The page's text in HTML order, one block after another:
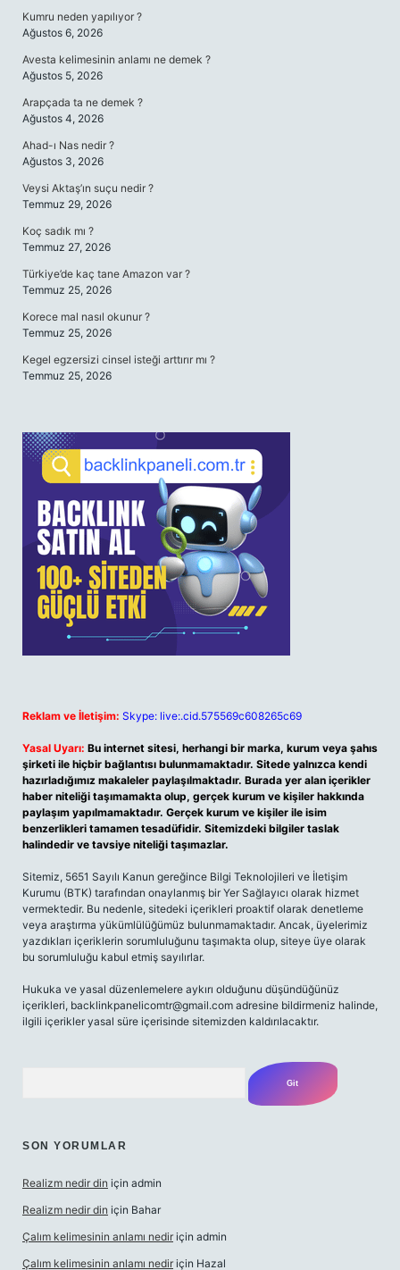
Kumru neden yapılıyor ?
Ağustos 6, 2026
Avesta kelimesinin anlamı ne demek ?
Ağustos 5, 2026
Arapçada ta ne demek ?
Ağustos 4, 2026
Ahad-ı Nas nedir ?
Ağustos 3, 2026
Veysi Aktaş’ın suçu nedir ?
Temmuz 29, 2026
Koç sadık mı ?
Temmuz 27, 2026
Türkiye’de kaç tane Amazon var ?
Temmuz 25, 2026
Korece mal nasıl okunur ?
Temmuz 25, 2026
Kegel egzersizi cinsel isteği arttırır mı ?
Temmuz 25, 2026
Reklam ve İletişim: Skype: live:.cid.575569c608265c69
Yasal Uyarı: Bu internet sitesi, herhangi bir marka, kurum veya şahıs
şirketi ile hiçbir bağlantısı bulunmamaktadır. Sitede yalnızca kendi
hazırladığımız makaleler paylaşılmaktadır. Burada yer alan içerikler
haber niteliği taşımamakta olup, gerçek kurum ve kişiler hakkında
paylaşım yapılmamaktadır. Gerçek kurum ve kişiler ile isim
benzerlikleri tamamen tesadüfidir. Sitemizdeki bilgiler taslak
halindedir ve tavsiye niteliği taşımazlar.
Sitemiz, 5651 Sayılı Kanun gereğince Bilgi Teknolojileri ve İletişim
Kurumu (BTK) tarafından onaylanmış bir Yer Sağlayıcı olarak hizmet
vermektedir. Bu nedenle, sitedeki içerikleri proaktif olarak denetleme
veya araştırma yükümlülüğümüz bulunmamaktadır. Ancak, üyelerimiz
yazdıkları içeriklerin sorumluluğunu taşımakta olup, siteye üye olarak
bu sorumluluğu kabul etmiş sayılırlar.
Hukuka ve yasal düzenlemelere aykırı olduğunu düşündüğünüz
içerikleri, backlinkpanelicomtr@gmail.com adresine bildirmeniz halinde,
ilgili içerikler yasal süre içerisinde sitemizden kaldırılacaktır.
SON YORUMLAR
Realizm nedir din için admin
Realizm nedir din için Bahar
Çalım kelimesinin anlamı nedir için admin
Çalım kelimesinin anlamı nedir için Hazal